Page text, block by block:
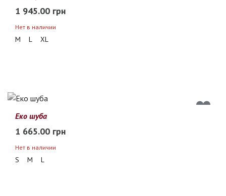
1 945.00 грн
Нет в наличии
M L XL
Еко шуба
1 665.00 грн
Нет в наличии
S M L